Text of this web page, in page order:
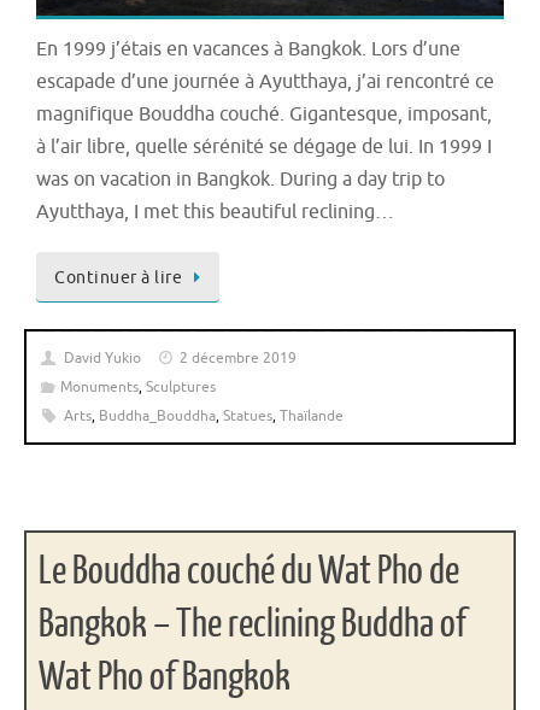
En 1999 j’étais en vacances à Bangkok. Lors d’une
escapade d’une journée à Ayutthaya, j’ai rencontré ce
magnifique Bouddha couché. Gigantesque, imposant,
à l’air libre, quelle sérénité se dégage de lui. In 1999 I
was on vacation in Bangkok. During a day trip to
Ayutthaya, I met this beautiful reclining…
Continuer à lire
David Yukio
2 décembre 2019
Monuments,Sculptures
Arts, Buddha_Bouddha,Statues,Thaïlande
Le Bouddha couché du Wat Pho de
Bangkok – The reclining Buddha of
Wat Pho of Bangkok